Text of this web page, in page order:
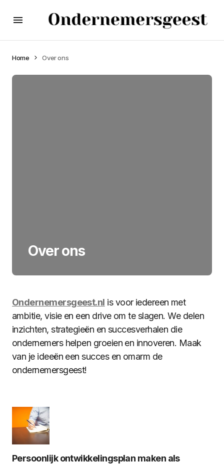
Home Over ons
Over ons
Ondernemersgeest.nl is voor iedereen met
ambitie, visie en een drive om te slagen. We delen
inzichten, strategieën en succesverhalen die
ondernemers helpen groeien en innoveren. Maak
van je ideeën een succes en omarm de
ondernemersgeest!
Persoonlijk ontwikkelingsplan maken als